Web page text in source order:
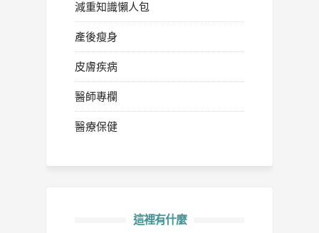
減重知識懶人包
產後瘦身
皮膚疾病
醫師專欄
醫療保健
這裡有什麼